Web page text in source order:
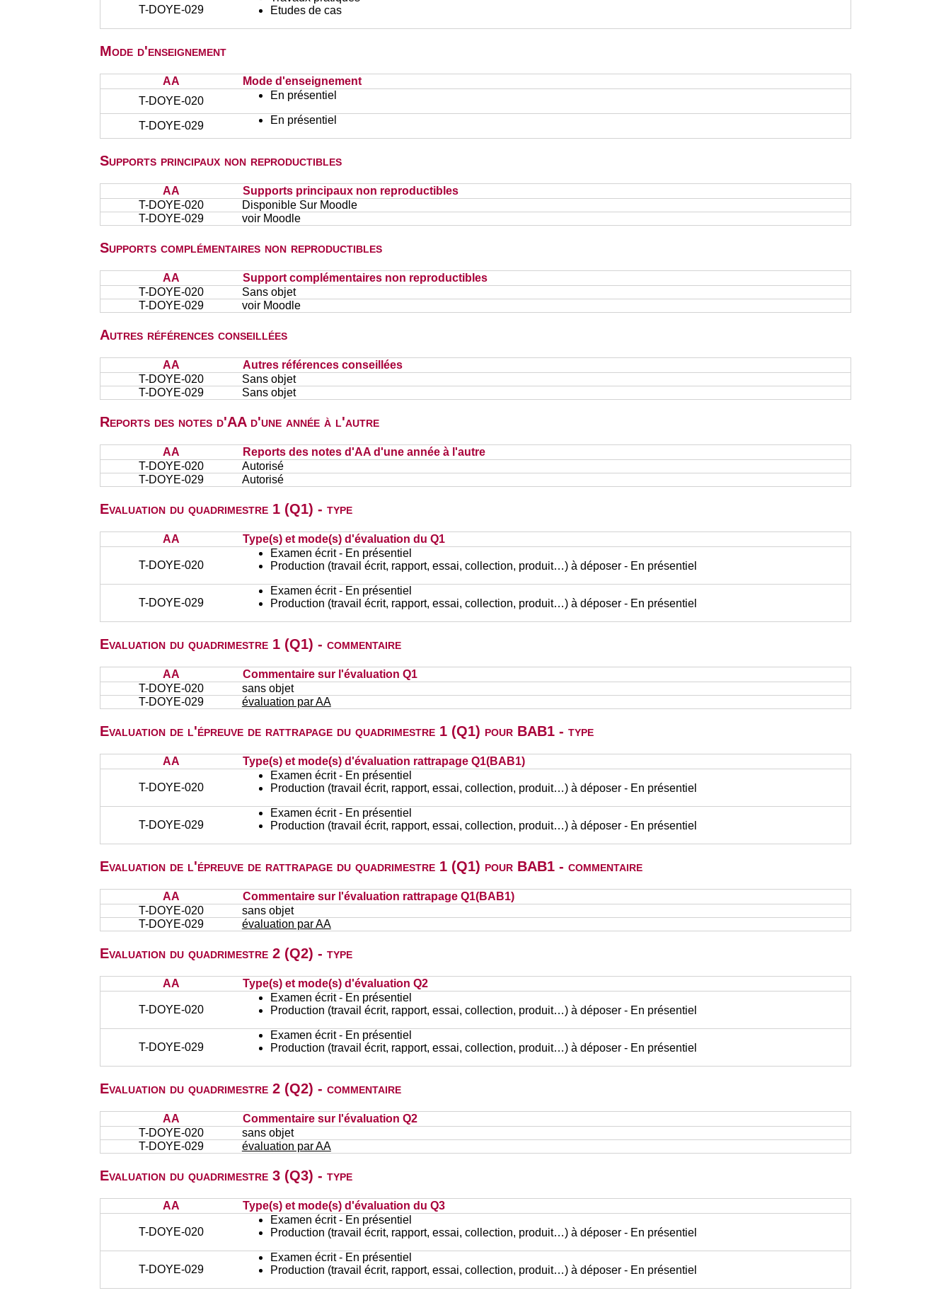
T-DOYE-029
Etudes de cas
Mode d'enseignement
AA
Mode d'enseignement
T-DOYE-020
En présentiel
T-DOYE-029 En présentiel
Supports principaux non reproductibles
AA
Supports principaux non reproductibles
T-DOYE-020
Disponible Sur Moodle
T-DOYE-029
voir Moodle
Supports complémentaires non reproductibles
AA
Support complémentaires non reproductibles
T-DOYE-020
Sans objet
T-DOYE-029
voir Moodle
Autres références conseillées
AA
Autres références conseillées
T-DOYE-020
Sans objet
T-DOYE-029
Sans objet
Reports des notes d'AA d'une année à l'autre
AA
Reports des notes d'AA d'une année à l'autre
T-DOYE-020
Autorisé
T-DOYE-029
Autorisé
Evaluation du quadrimestre 1 (Q1) - type
AA Type(s) et mode(s) d'évaluation du Q1
T-DOYE-020
Examen écrit - En présentiel
Production (travail écrit, rapport, essai, collection, produit…) à déposer - En présentiel
T-DOYE-029
Examen écrit - En présentiel
Production (travail écrit, rapport, essai, collection, produit…) à déposer - En présentiel
Evaluation du quadrimestre 1 (Q1) - commentaire
AA
Commentaire sur l'évaluation Q1
T-DOYE-020
sans objet
T-DOYE-029
évaluation par AA
Evaluation de l'épreuve de rattrapage du quadrimestre 1 (Q1) pour BAB1 - type
AA Type(s) et mode(s) d'évaluation rattrapage Q1(BAB1)
T-DOYE-020
Examen écrit - En présentiel
Production (travail écrit, rapport, essai, collection, produit…) à déposer - En présentiel
T-DOYE-029
Examen écrit - En présentiel
Production (travail écrit, rapport, essai, collection, produit…) à déposer - En présentiel
Evaluation de l'épreuve de rattrapage du quadrimestre 1 (Q1) pour BAB1 - commentaire
AA
Commentaire sur l'évaluation rattrapage Q1(BAB1)
T-DOYE-020
sans objet
T-DOYE-029
évaluation par AA
Evaluation du quadrimestre 2 (Q2) - type
AA Type(s) et mode(s) d'évaluation Q2
T-DOYE-020
Examen écrit - En présentiel
Production (travail écrit, rapport, essai, collection, produit…) à déposer - En présentiel
T-DOYE-029
Examen écrit - En présentiel
Production (travail écrit, rapport, essai, collection, produit…) à déposer - En présentiel
Evaluation du quadrimestre 2 (Q2) - commentaire
AA
Commentaire sur l'évaluation Q2
T-DOYE-020
sans objet
T-DOYE-029
évaluation par AA
Evaluation du quadrimestre 3 (Q3) - type
AA Type(s) et mode(s) d'évaluation du Q3
T-DOYE-020
Examen écrit - En présentiel
Production (travail écrit, rapport, essai, collection, produit…) à déposer - En présentiel
T-DOYE-029
Examen écrit - En présentiel
Production (travail écrit, rapport, essai, collection, produit…) à déposer - En présentiel